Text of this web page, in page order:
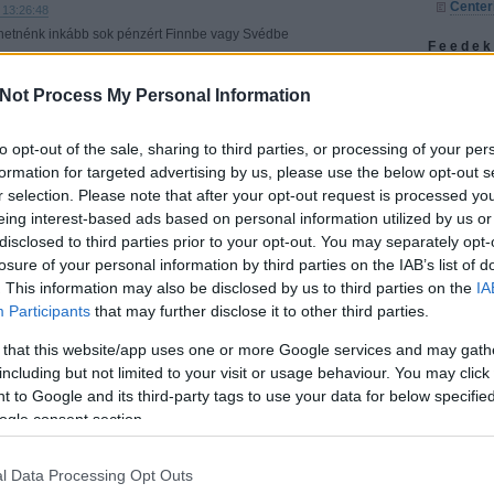
Process My Personal Information
opt-out of the sale, sharing to third parties, or processing of your
for targeted advertising by us, please use the below opt-out
selection. Please note that after your opt-out request is processed
interest-based ads based on personal information utilized by us
to third parties prior to your opt-out. You may separately
of your personal information by third parties on the IAB’s list of
This information may also be disclosed by us to third parties on the
Participants that may further disclose it to other third parties.
that this website/app uses one or more Google services and may
but not limited to your visit or usage behaviour. You may
to Google and its third-party tags to use your data for below
consent section.
Data Processing Opt Outs
Feedek
Szerzők
leonov
Lazlee
Azt az
1885* (
inkább sok pénzért Finnbe vagy Svédbe
találkoztunk a svéd allsvenskan vezetőjével, aki nagyon szidta
jegyet adtak a szövetségnek, a többiek meg szereztek, ahogy
a fekete piacon lehetett volna venni, de ott meg nem
szék mindig.. + Angolul senki nem beszélt Kassán... Kész
bár nem értem, hogyha építenek egy nagy csarnokot,
a hoki... no comment..
Válasz erre
13:49:09
nem volt gáz a hala tivolinál. tán 1 € volt a korsó...sokat még
leszámítva talán a szlovénok elleni meccs előtt.
egy katasztrófa volt. hangulat, atmoszféra, mintha más
Válasz erre
13:51:29